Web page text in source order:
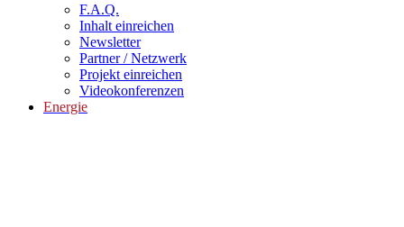
F.A.Q.
Inhalt einreichen
Newsletter
Partner / Netzwerk
Projekt einreichen
Videokonferenzen
Energie